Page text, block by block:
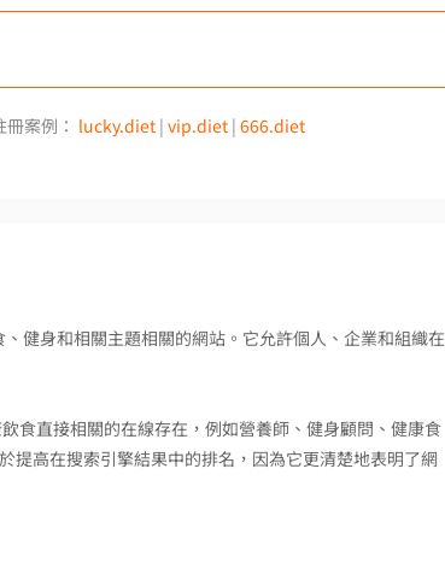
冊案例： lucky.diet | vip.diet | 666.diet
健身和相關主題相關的網站。它允許個人、企業和組織在
食直接相關的在線存在，例如營養師、健身顧問、健康食
提高在搜索引擎結果中的排名，因為它更清楚地表明了網